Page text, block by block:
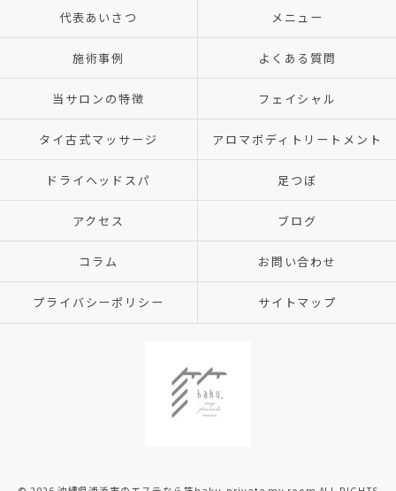
代表あいさつ メニュー
施術事例 よくある質問
当サロンの特徴 フェイシャル
タイ古式マッサージ アロマボディトリートメント
ドライヘッドスパ 足つぼ
アクセス ブログ
コラム お問い合わせ
プライバシーポリシー サイトマップ